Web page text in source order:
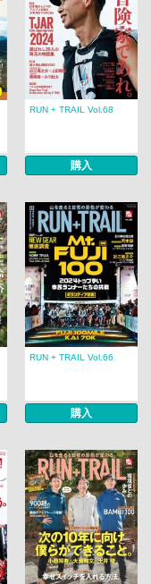
RUN + TRAIL Vol.68
購入
RUN + TRAIL Vol.66
購入